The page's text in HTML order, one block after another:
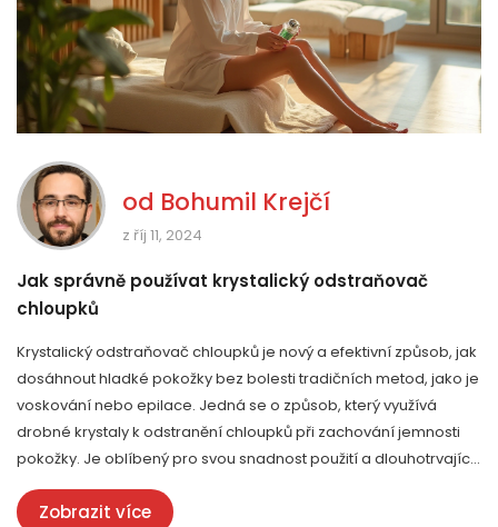
od Bohumil Krejčí
z říj 11, 2024
Jak správně používat krystalický odstraňovač
chloupků
Krystalický odstraňovač chloupků je nový a efektivní způsob, jak
dosáhnout hladké pokožky bez bolesti tradičních metod, jako je
voskování nebo epilace. Jedná se o způsob, který využívá
drobné krystaly k odstranění chloupků při zachování jemnosti
pokožky. Je oblíbený pro svou snadnost použití a dlouhotrvající
výsledky. V článku prozkoumáme, jak tento odstraňovač
funguje, jak ho správně používat a jaké výhody může nabídnout
Zobrazit více